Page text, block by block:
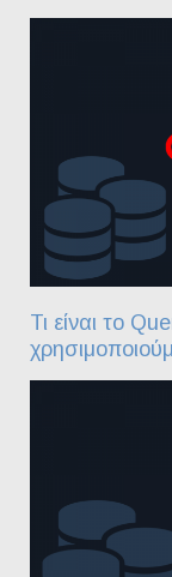
Τι είναι το